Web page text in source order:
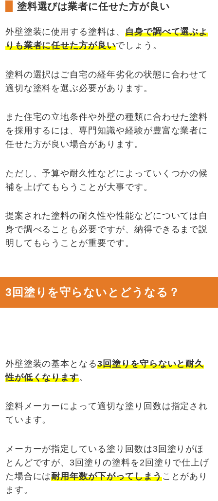
塗料選びは業者に任せた方が良い
外壁塗装に使用する塗料は、 自身で調べて選ぶよ
りも業者に任せた方が良いでしょう。
塗料の選択はご自宅の経年劣化の状態に合わせて
適切な塗料を選ぶ必要があります。
また住宅の立地条件や外壁の種類に合わせた塗料
を採用するには、専門知識や経験が豊富な業者に
任せた方が良い場合があります。
ただし、予算や耐久性などによっていくつかの候
補を上げてもらうことが大事です。
提案された塗料の耐久性や性能などについては自
身で調べることも必要ですが、納得できるまで説
明してもらうことが重要です。
3回塗りを守らないとどうなる？
外壁塗装の基本となる3回塗りを守らないと耐久
性が低くなります。
塗料メーカーによって適切な塗り回数は指定され
ています。
メーカーが指定している塗り回数は3回塗りがほ
とんどですが、3回塗りの塗料を2回塗りで仕上げ
た場合には耐用年数が下がってしまうことがあり
ます。